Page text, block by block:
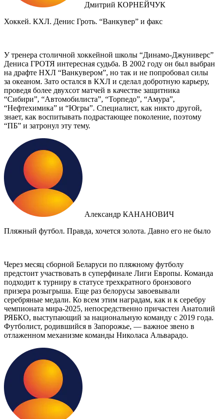
Дмитрий КОРНЕЙЧУК
Хоккей. КХЛ. Денис Гроть. “Ванкувер” и факс
У тренера столичной хоккейной школы “Динамо-Джуниверс”
Дениса ГРОТЯ интересная судьба. В 2002 году он был выбран
на драфте НХЛ “Ванкувером”, но так и не попробовал силы
за океаном. Зато остался в КХЛ и сделал добротную карьеру,
проведя более двухсот матчей в качестве защитника
“Сибири”, “Автомобилиста”, “Торпедо”, “Амура”,
“Нефтехимика” и “Югры”. Специалист, как никто другой,
знает, как воспитывать подрастающее поколение, поэтому
“ПБ” и затронул эту тему.
Александр КАНАНОВИЧ
Пляжный футбол. Правда, хочется золота. Давно его не было
Через месяц сборной Беларуси по пляжному футболу
предстоит участвовать в суперфинале Лиги Европы. Команда
подходит к турниру в статусе трехкратного бронзового
призера розыгрыша. Еще раз белорусы завоевывали
серебряные медали. Ко всем этим наградам, как и к серебру
чемпионата мира-2025, непосредственно причастен Анатолий
РЯБКО, выступающий за национальную команду с 2019 года.
Футболист, родившийся в Запорожье, — важное звено в
отлаженном механизме команды Николаса Альварадо.